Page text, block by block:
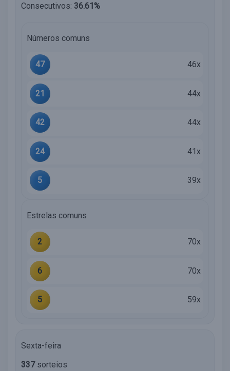
Consecutivos: 36.61%
Números comuns
47 46x
21 44x
42 44x
24 41x
5 39x
Estrelas comuns
2 70x
6 70x
5 59x
Sexta-feira
337sorteios